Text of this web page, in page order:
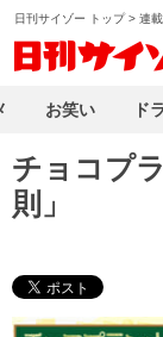
日刊サイゾー トップ> 連
チョコプ
則」
お笑い ド